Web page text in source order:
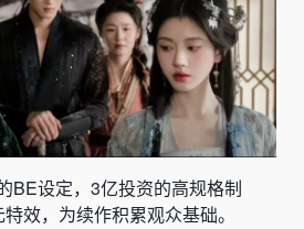
BE设定，3亿投资的高规格制
效，为续作积累观众基础。